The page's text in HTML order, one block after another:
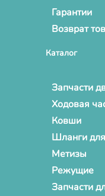
Гарантии
Возврат
Каталог
Запчасти
Ходовая
Ковши
Шланги
Метизы
Режущие
Запчасти